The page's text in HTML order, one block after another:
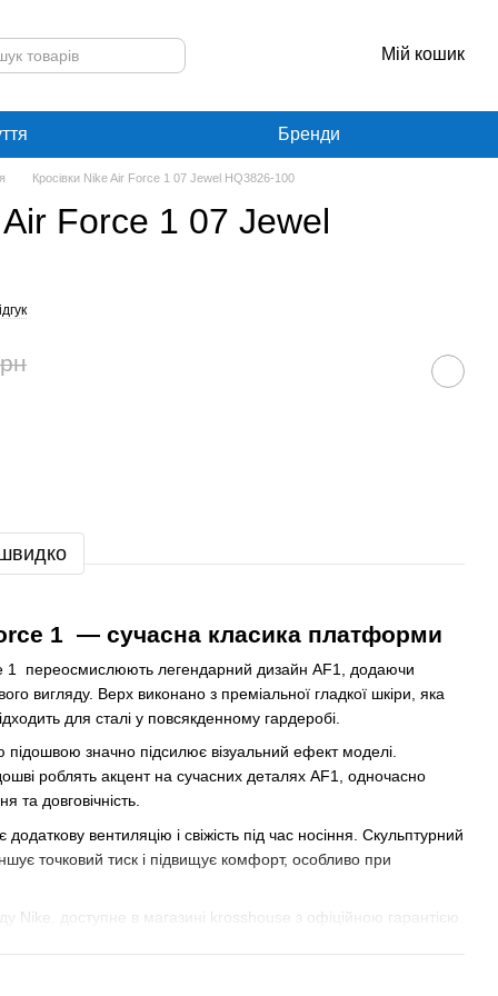
Мій кошик
Бренди
Кросівки Nike Air Force 1 07 Jewel HQ3826-100
Air Force 1 07 Jewel
1 — сучасна класика платформи
1 переосмислюють легендарний дизайн AF1, додаючи
вигляду. Верх виконано з преміальної гладкої шкіри, яка
для сталі у повсякденному гардеробі.
підошвою значно підсилює візуальний ефект моделі.
роблять акцент на сучасних деталях AF1, одночасно
та довговічність.
вентиляцію і свіжість під час носіння. Скульптурний
точковий тиск і підвищує комфорт, особливо при
Nike
, доступне в магазині krosshouse з офіційною гарантією.
Air Force 1 :